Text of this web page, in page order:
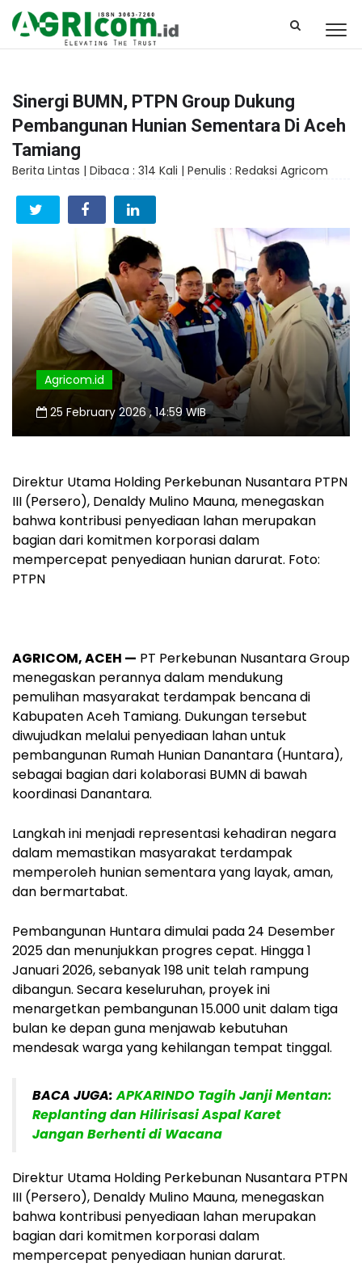
Sinergi BUMN, PTPN Group Dukung
Pembangunan Hunian Sementara Di Aceh
Tamiang
Berita Lintas | Dibaca : 314 Kali | Penulis : Redaksi Agricom
Agricom.id
25 February 2026 , 14:59 WIB
Direktur Utama Holding Perkebunan Nusantara PTPN
III (Persero), Denaldy Mulino Mauna, menegaskan
bahwa kontribusi penyediaan lahan merupakan
bagian dari komitmen korporasi dalam
mempercepat penyediaan hunian darurat. Foto:
PTPN
AGRICOM, ACEH — PT Perkebunan Nusantara Group
menegaskan perannya dalam mendukung
pemulihan masyarakat terdampak bencana di
Kabupaten Aceh Tamiang. Dukungan tersebut
diwujudkan melalui penyediaan lahan untuk
pembangunan Rumah Hunian Danantara (Huntara),
sebagai bagian dari kolaborasi BUMN di bawah
koordinasi Danantara.
Langkah ini menjadi representasi kehadiran negara
dalam memastikan masyarakat terdampak
memperoleh hunian sementara yang layak, aman,
dan bermartabat.
Pembangunan Huntara dimulai pada 24 Desember
2025 dan menunjukkan progres cepat. Hingga 1
Januari 2026, sebanyak 198 unit telah rampung
dibangun. Secara keseluruhan, proyek ini
menargetkan pembangunan 15.000 unit dalam tiga
bulan ke depan guna menjawab kebutuhan
mendesak warga yang kehilangan tempat tinggal.
BACA JUGA:APKARINDO Tagih Janji Mentan:
Replanting dan Hilirisasi Aspal Karet
Jangan Berhenti di Wacana
Direktur Utama Holding Perkebunan Nusantara PTPN
III (Persero), Denaldy Mulino Mauna, menegaskan
bahwa kontribusi penyediaan lahan merupakan
bagian dari komitmen korporasi dalam
mempercepat penyediaan hunian darurat.